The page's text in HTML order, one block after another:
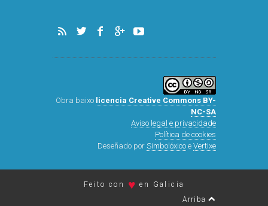
Obra baixo licencia Creative Commons BY-
NC-SA
Aviso legal e privacidade
Política de cookies
Deseñado por Simbolóxicoe Vertixe
Feito con ♥ en Galicia
Arriba